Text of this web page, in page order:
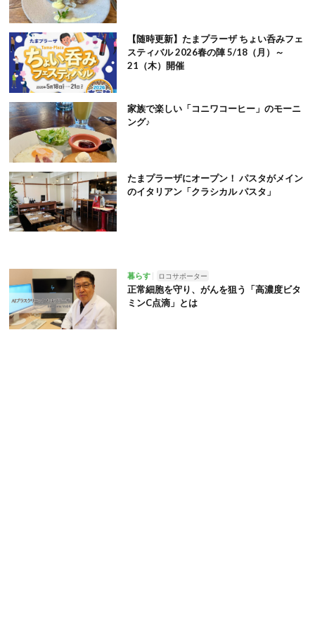
【随時更新】たまプラーザ ちょい呑みフェ
スティバル 2026春の陣 5/18（月）～
21（木）開催
家族で楽しい「コニワコーヒー」のモーニ
ング♪
たまプラーザにオープン！ パスタがメイン
のイタリアン「クラシカル パスタ」
暮らす ロコサポーター
正常細胞を守り、がんを狙う「高濃度ビタ
ミンC点滴」とは